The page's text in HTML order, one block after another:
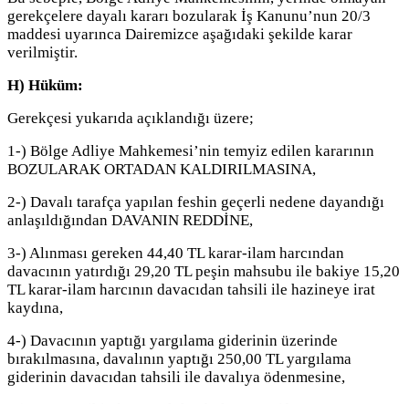
gerekçelere dayalı kararı bozularak İş Kanunu’nun 20/3
maddesi uyarınca Dairemizce aşağıdaki şekilde karar
verilmiştir.
H) Hüküm:
Gerekçesi yukarıda açıklandığı üzere;
1-) Bölge Adliye Mahkemesi’nin temyiz edilen kararının
BOZULARAK ORTADAN KALDIRILMASINA,
2-) Davalı tarafça yapılan feshin geçerli nedene dayandığı
anlaşıldığından DAVANIN REDDİNE,
3-) Alınması gereken 44,40 TL karar-ilam harcından
davacının yatırdığı 29,20 TL peşin mahsubu ile bakiye 15,20
TL karar-ilam harcının davacıdan tahsili ile hazineye irat
kaydına,
4-) Davacının yaptığı yargılama giderinin üzerinde
bırakılmasına, davalının yaptığı 250,00 TL yargılama
giderinin davacıdan tahsili ile davalıya ödenmesine,